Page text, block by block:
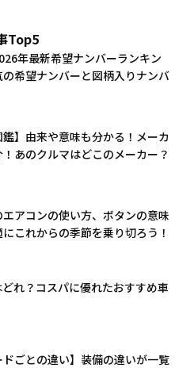
Top5
年最新希望ナンバーランキン
希望ナンバーと図柄入りナンバ
鑑】由来や意味も分かる！メーカ
あのクルマはどこのメーカー？
エアコンの使い方、ボタンの意味
これからの季節を乗り切ろう！
れ？コスパに優れたおすすめ車
ドごとの違い】装備の違いが一覧